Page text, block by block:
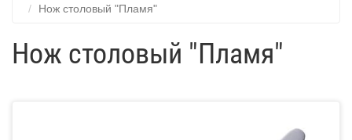
Нож столовый "Пламя"
Нож столовый "Пламя"